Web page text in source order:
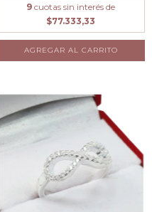
9 cuotas sin interés de
$77.333,33
AGREGAR AL CARRITO